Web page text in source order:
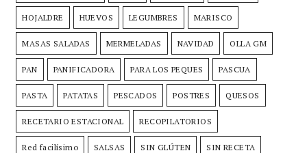
HOJALDRE HUEVOS LEGUMBRES MARISCO
MASAS SALADAS MERMELADAS NAVIDAD OLLA GM
PAN PANIFICADORA PARA LOS PEQUES PASCUA
PASTA PATATAS PESCADOS POSTRES QUESOS
RECETARIO ESTACIONAL RECOPILATORIOS
Red facilísimo SALSAS SIN GLÚTEN SIN RECETA